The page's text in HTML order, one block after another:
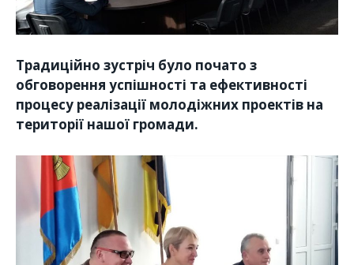
Традиційно зустріч було почато з
обговорення успішності та ефективності
процесу реалізації молодіжних проектів на
території нашої громади.